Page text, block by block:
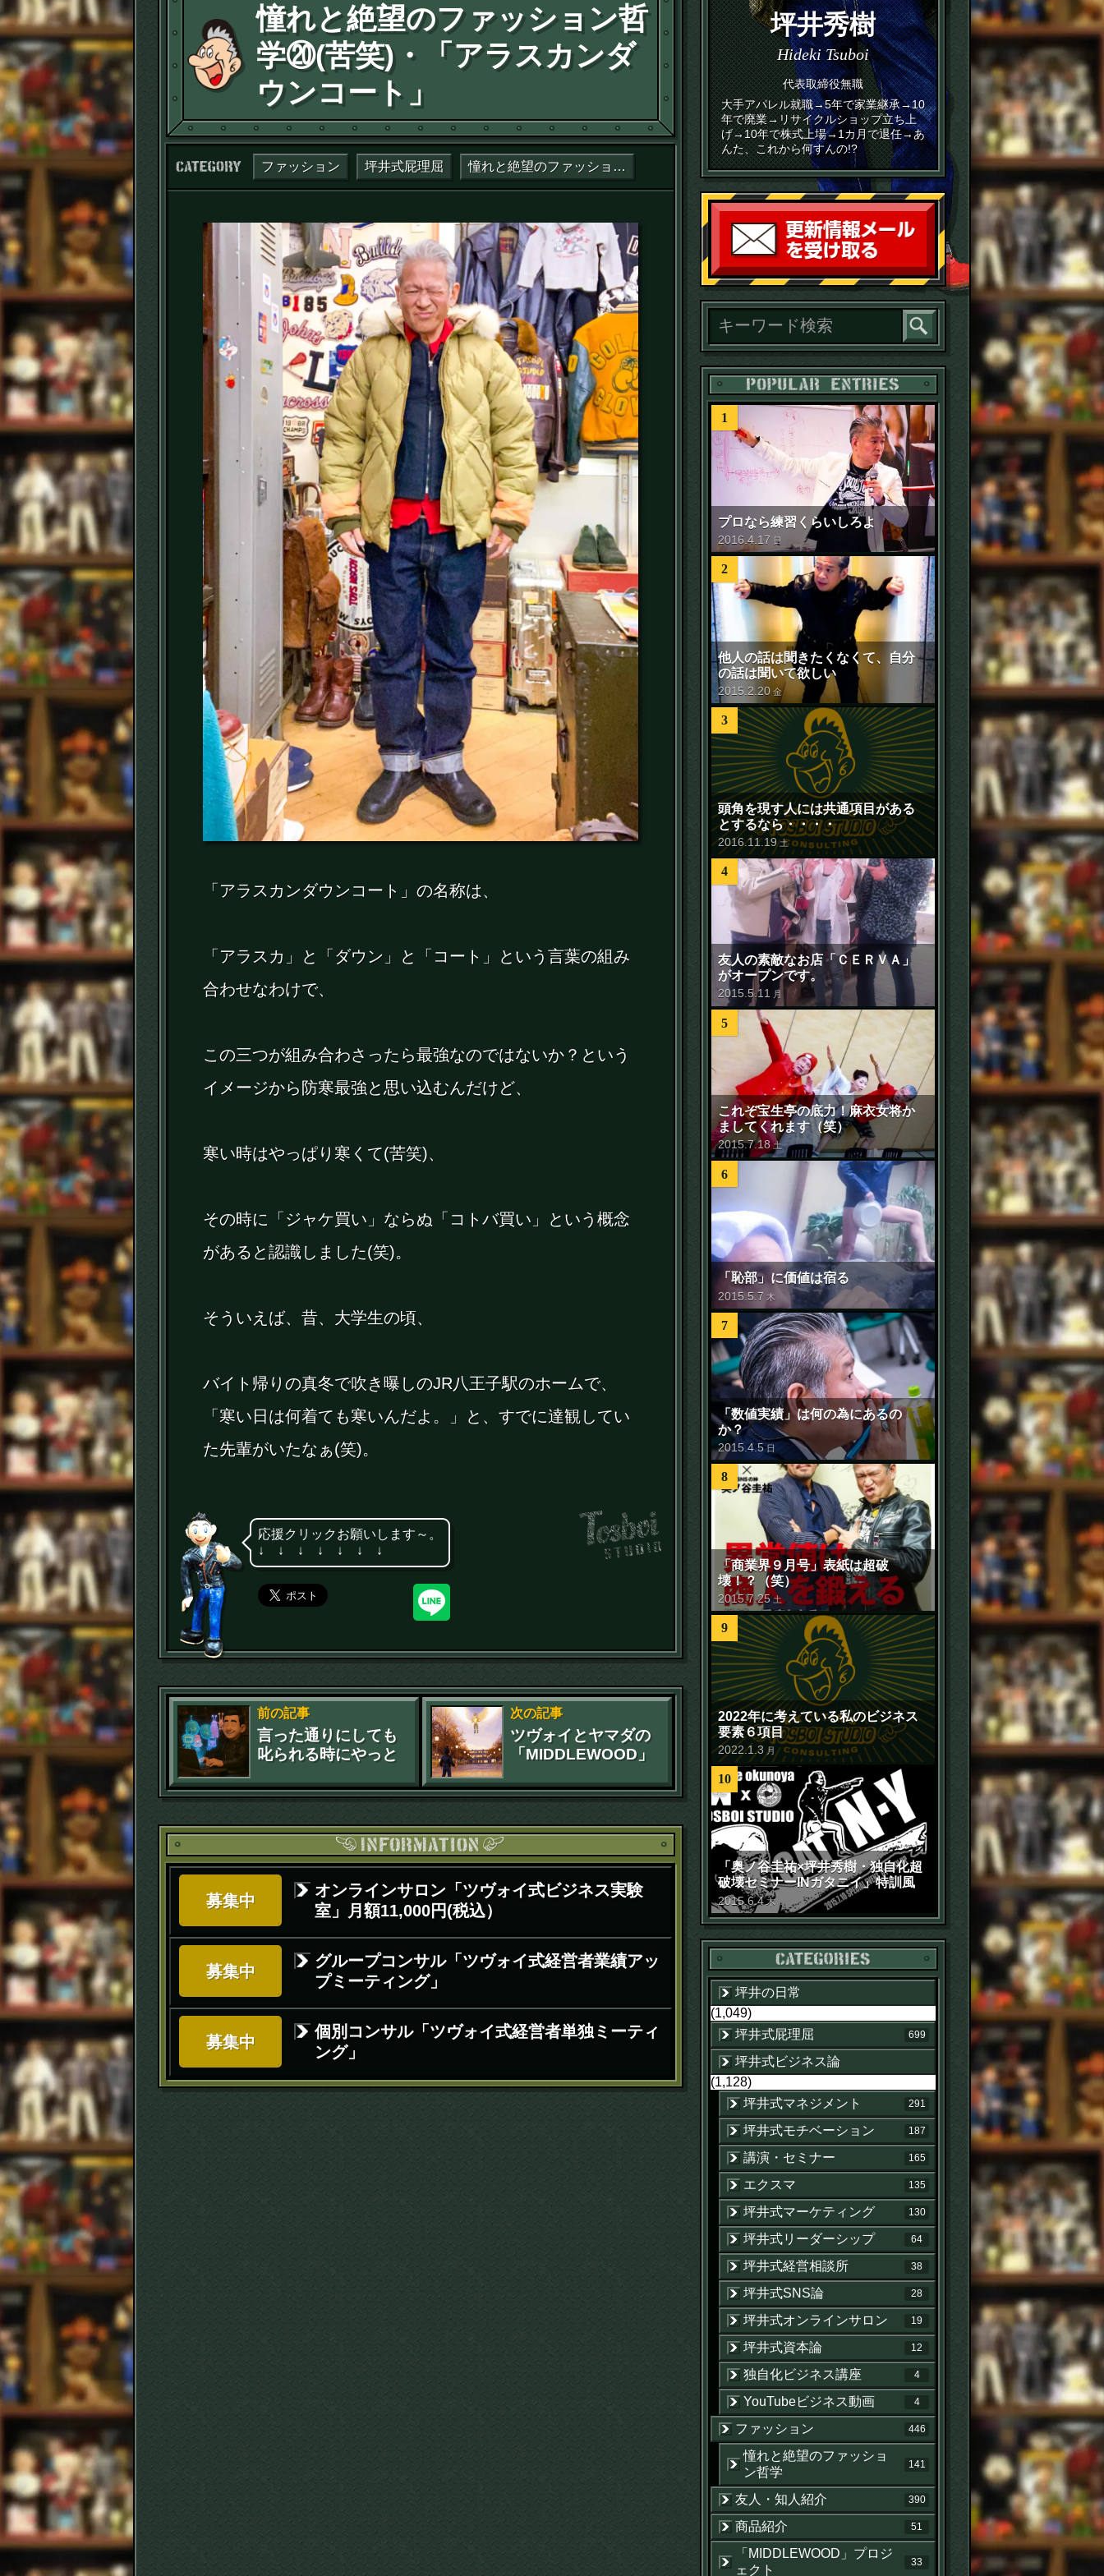
憧れと絶望のファッション哲
学⑳(苦笑)・「アラスカンダ
ウンコート」
カテゴリー：
ファッション 坪井式屁理屈 憧れと絶望のファッション哲学
「アラスカンダウンコート」の名称は、
「アラスカ」と「ダウン」と「コート」という言葉の組み
合わせなわけで、
この三つが組み合わさったら最強なのではないか？という
イメージから防寒最強と思い込むんだけど、
寒い時はやっぱり寒くて(苦笑)、
その時に「ジャケ買い」ならぬ「コトバ買い」という概念
があると認識しました(笑)。
そういえば、昔、大学生の頃、
バイト帰りの真冬で吹き曝しのJR八王子駅のホームで、
「寒い日は何着ても寒いんだよ。」と、すでに達観してい
た先輩がいたなぁ(笑)。
応援クリックお願いします～。
↓ ↓ ↓ ↓ ↓ ↓ ↓
前の記事
言った通りにしても
叱られる時にやっと
次の記事
ツヴォイとヤマダの
「MIDDLEWOOD」
ト日程追加しました
お知らせ
募集中
オンラインサロン「ツヴォイ式ビジネス実験
室」月額11,000円(税込）
募集中
グループコンサル「ツヴォイ式経営者業績アッ
プミーティング」
募集中
個別コンサル「ツヴォイ式経営者単独ミーティ
ング」
坪井秀樹
Hideki Tsuboi
代表取締役無職
大手アパレル就職→5年で家業継承→10
年で廃業→リサイクルショップ立ち上
げ→10年で株式上場→1カ月で退任→あ
んた、これから何すんの!?
読者登録
POPULAR ENTRIES
1
プロなら練習くらいしろよ
2016 .4.17 日
2
他人の話は聞きたくなくて、自分
の話は聞いて欲しい
2015 2 20 金
3
頭角を現す人には共通項目がある
とするなら・・・・
2016.11.19 土
4
友人の素敵なお店「ＣＥＲＶＡ」
がオープンです。
2015 5.11 月
5
これぞ宝生亭の底力！麻衣女将か
ましてくれます（笑）
2015.7.18 土
6
「恥部」に価値は宿る
2015 .5 .7 木
7
「数値実績」は何の為にあるの
か？
2015 .4.5 日
8
「商業界９月号」表紙は超破
壊！？（笑）
2015.7.25 土
9
2022年に考えている私のビジネス
要素６項目
2022.1 .3 月
10
「奥ノ谷圭祐×坪井秀樹・独自化超
破壊セミナーINガタニイ」特訓風
景動画（苦笑）
2015.6.4 木
カテゴリー
坪井の日常
(1,049)
坪井式屁理屈
699
坪井式ビジネス論
(1,128)
坪井式マネジメント
291
坪井式モチベーション 187
講演・セミナー 165
エクスマ 135
坪井式マーケティング 130
坪井式リーダーシップ 64
坪井式経営相談所 38
坪井式SNS論 28
坪井式オンラインサロン 19
坪井式資本論 12
独自化ビジネス講座 4
YouTubeビジネス動画 4
ファッション 446
憧れと絶望のファッショ
ン哲学
141
友人・知人紹介 390
商品紹介 51
「MIDDLEWOOD」プロジ
ェクト
33